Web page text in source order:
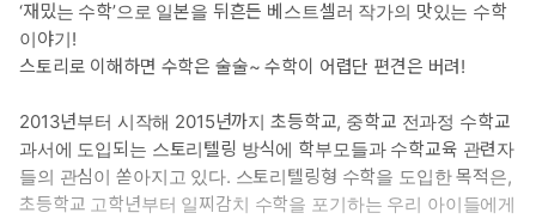
‘재밌는 수학’으로 일본을 뒤흔든 베스트셀러 작가의 맛있는 수학
이야기!
스토리로 이해하면 수학은 술술~ 수학이 어렵단 편견은 버려!
2013년부터 시작해 2015년까지 초등학교, 중학교 전과정 수학교
과서에 도입되는 스토리텔링 방식에 학부모들과 수학교육 관련자
들의 관심이 쏟아지고 있다. 스토리텔링형 수학을 도입한 목적은,
초등학교 고학년부터 일찌감치 수학을 포기하는 우리 아이들에게